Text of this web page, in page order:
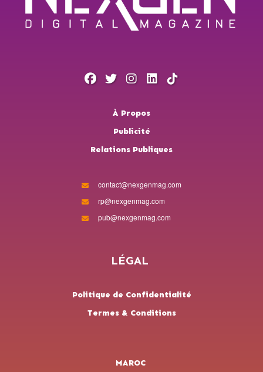
À Propos
Publicité
Relations Publiques
contact@nexgenmag.com
rp@nexgenmag.com
pub@nexgenmag.com
LÉGAL
Politique de Confidentialité
Termes & Conditions
MAROC